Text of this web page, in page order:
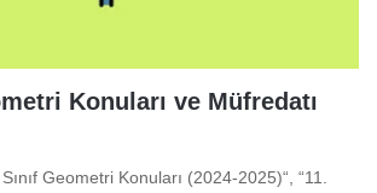
Konuları ve Müfredatı
Geometri Konuları (2024-2025)“, “11.